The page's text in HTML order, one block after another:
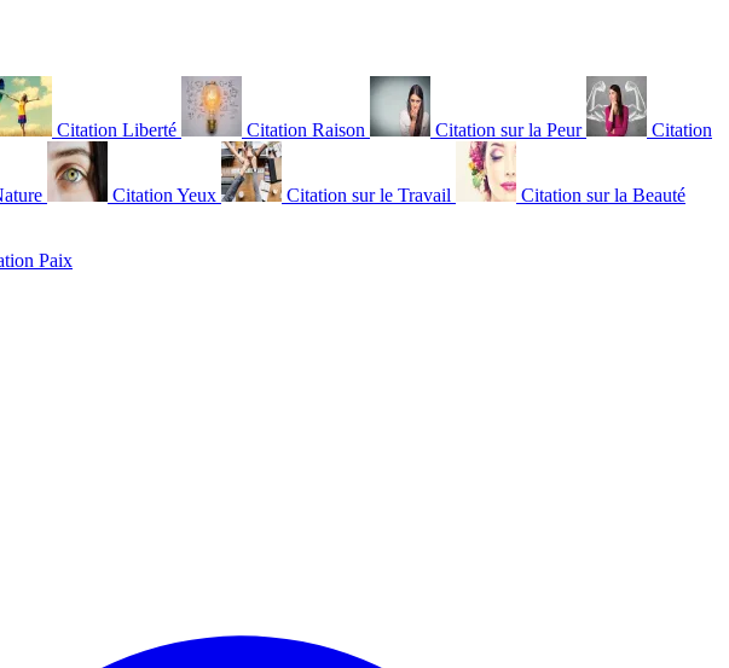
Citation Liberté Citation Raison Citation sur la Peur Citation
Citation Yeux Citation sur le Travail Citation sur la Beauté
Paix